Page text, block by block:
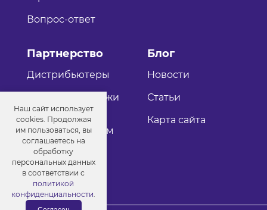
Вопрос-ответ
Партнерство
Дистрибьютеры
Оптовые продажи
Как стать
дистрибьютером
Блог
Новости
Статьи
Карта сайта
Наш сайт использует
cookies. Продолжая
им пользоваться, вы
соглашаетесь на
обработку
персональных данных
в соответствии с
политикой
конфиденциальности.